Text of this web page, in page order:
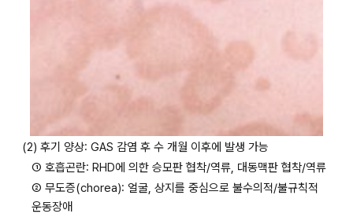
(2) 후기 양상: GAS 감염 후 수 개월 이후에 발생 가능
① 호흡곤란: RHD에 의한 승모판 협착/역류, 대동맥판 협착/역류
② 무도증(chorea): 얼굴, 상지를 중심으로 불수의적/불규칙적
운동장애